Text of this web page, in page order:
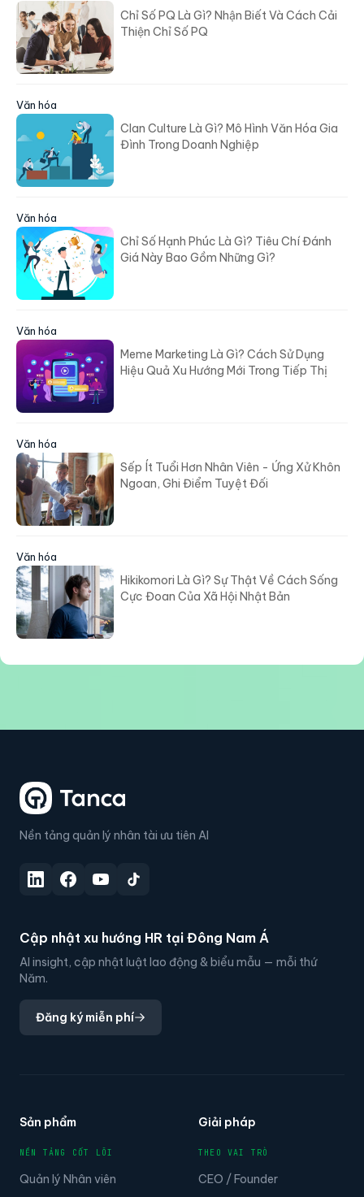
Chỉ Số PQ Là Gì? Nhận Biết Và Cách Cải
Thiện Chỉ Số PQ
Văn hóa
Clan Culture Là Gì? Mô Hình Văn Hóa Gia
Đình Trong Doanh Nghiệp
Văn hóa
Chỉ Số Hạnh Phúc Là Gì? Tiêu Chí Đánh
Giá Này Bao Gồm Những Gì?
Văn hóa
Meme Marketing Là Gì? Cách Sử Dụng
Hiệu Quả Xu Hướng Mới Trong Tiếp Thị
Văn hóa
Sếp Ít Tuổi Hơn Nhân Viên - Ứng Xử Khôn
Ngoan, Ghi Điểm Tuyệt Đối
Văn hóa
Hikikomori Là Gì? Sự Thật Về Cách Sống
Cực Đoan Của Xã Hội Nhật Bản
Nền tảng quản lý nhân tài ưu tiên AI
Cập nhật xu hướng HR tại Đông Nam Á
AI insight, cập nhật luật lao động & biểu mẫu — mỗi thứ
Năm.
Đăng ký miễn phí
Sản phẩm
NỀN TẢNG CỐT LÕI
Quản lý Nhân viên
Giải pháp
THEO VAI TRÒ
CEO / Founder